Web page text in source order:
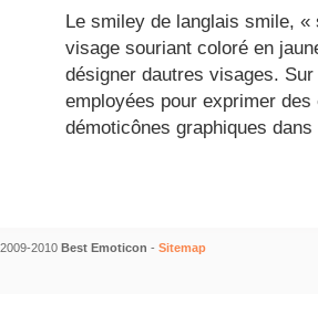
Le smiley de langlais smile,
visage souriant coloré en
désigner dautres visages.
employées pour exprimer
démoticônes graphiques
2010 Best Emoticon - Sitemap